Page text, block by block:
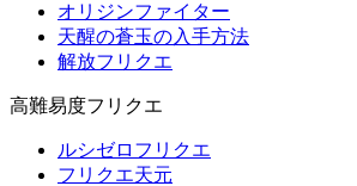
オリジンファイター
天醒の蒼玉の入手方法
解放フリクエ
高難易度フリクエ
ルシゼロフリクエ
フリクエ天元